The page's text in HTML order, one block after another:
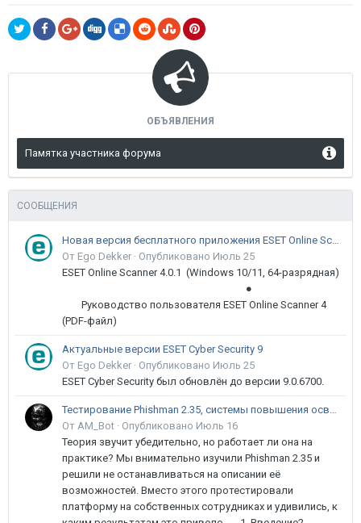
ОБЪЯВЛЕНИЯ
Памятка участника форума
СООБЩЕНИЯ
Новая версия бесплатного приложения ESET Online Scanner доступна пользователям
От Ego Dekker · Опубликовано Июль 25
ESET Online Scanner 4.0.1 (Windows 10/11, 64-разрядная)
●
Руководство пользователя ESET Online Scanner 4
(PDF-файл)
Актуальные версии ESET Cyber Security 9
От Ego Dekker · Опубликовано Июль 25
ESET Cyber Security был обновлён до версии 9.0.6700.
Тестирование Phishman 2.35, системы повышения осведомлённости пользователей в сфере ИБ
От AM_Bot · Опубликовано Июль 16
Теория звучит убедительно, но работает ли она на
практике? Мы внимательно изучили Phishman 2.35 и
решили не останавливаться на описании её
возможностей. Вместо этого протестировали
платформу на собственных сотрудниках и удивились, к